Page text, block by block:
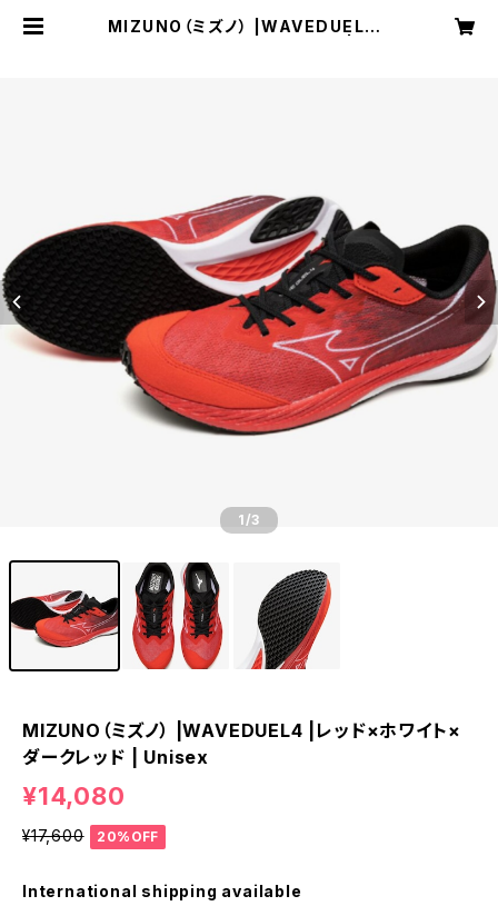
MIZUNO（ミズノ） |WAVEDUEL4 |
1/3
MIZUNO（ミズノ） |WAVEDUEL4 |レッド×ホワイト×
ダークレッド | Unisex
¥14,080
¥17,600 20%OFF
International shipping available